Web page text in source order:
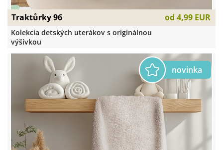
Traktůrky 96 od 4,99 EUR
Kolekcia detských uterákov s originálnou
výšivkou